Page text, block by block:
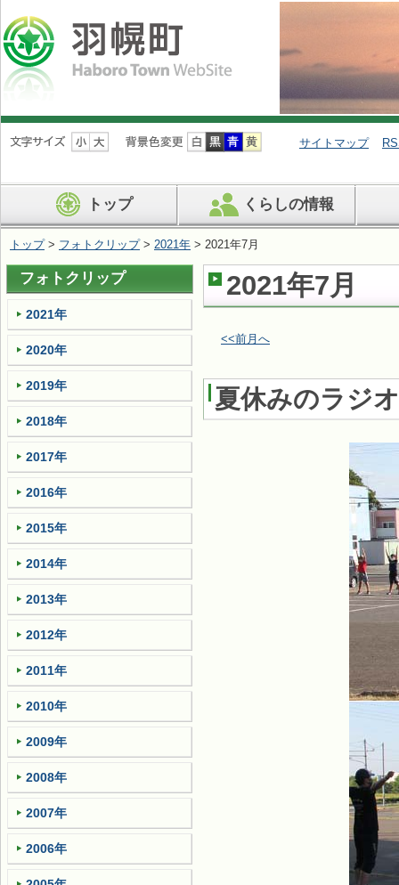
ナ
ビ
ン
を
ば
す
サイトマップ
トップ くらしの情報
トップ> フォトクリップ> 2021年 > 2021年7月
2021年7月
<<前月へ
夏休みのラジ
フォトクリップ
2021年
2020年
2019年
2018年
2017年
2016年
2015年
2014年
2013年
2012年
2011年
2010年
2009年
2008年
2007年
2006年